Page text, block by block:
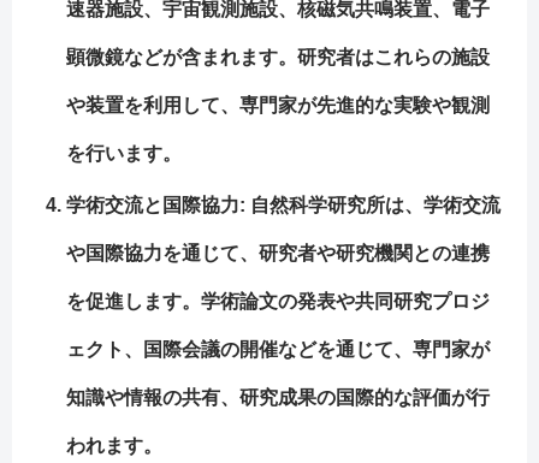
速器施設、宇宙観測施設、核磁気共鳴装置、電子
顕微鏡などが含まれます。研究者はこれらの施設
や装置を利用して、専門家が先進的な実験や観測
を行います。
学術交流と国際協力: 自然科学研究所は、学術交流
や国際協力を通じて、研究者や研究機関との連携
を促進します。学術論文の発表や共同研究プロジ
ェクト、国際会議の開催などを通じて、専門家が
知識や情報の共有、研究成果の国際的な評価が行
われます。